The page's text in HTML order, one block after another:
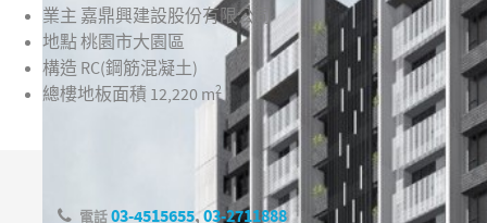
業主 嘉鼎興建設股份有限公司
地點桃園市大園區
構造 RC(鋼筋混凝土)
總樓地板面積 12,220 m2
電話 03-4515655,03-2711888